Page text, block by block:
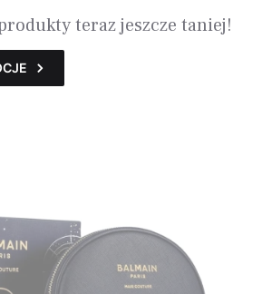
teraz jeszcze taniej!